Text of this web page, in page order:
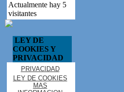
Actualmente hay 5
visitantes
LEY DE
COOKIES Y
PRIVACIDAD
PRIVACIDAD
LEY DE COOKIES
MAS